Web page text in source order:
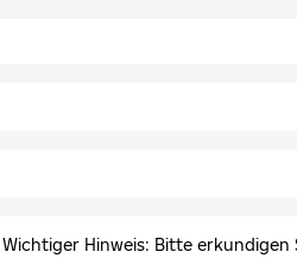
Wichtiger Hinweis: Bitte